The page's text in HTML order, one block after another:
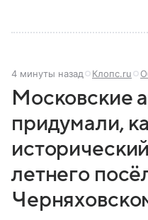
4 минуты назад Клопс.ru
Московские
придумали,
летнего